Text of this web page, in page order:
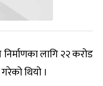
लागि २२ करोड
थियो ।